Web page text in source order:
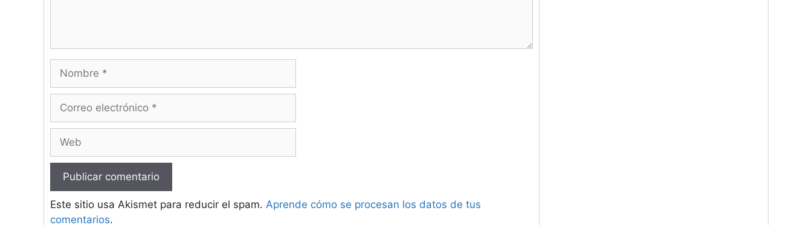
electrónico
Este sitio usa Akismet para reducir el spam. Aprende cómo se procesan los datos de tus
comentarios.